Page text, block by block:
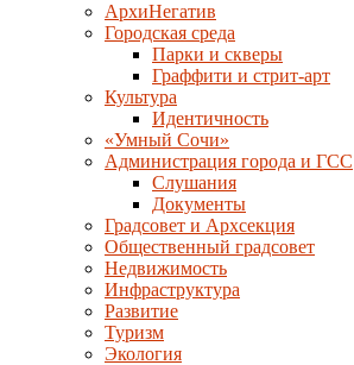
АрхиНегатив
Городская среда
Парки и скверы
Граффити и стрит-арт
Культура
Идентичность
«Умный Сочи»
Администрация города и ГСС
Слушания
Документы
Градсовет и Архсекция
Общественный градсовет
Недвижимость
Инфраструктура
Развитие
Туризм
Экология